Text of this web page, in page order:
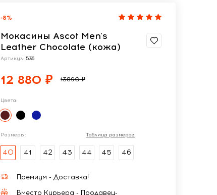
-8%
Мокасины Ascot Men's
Leather Chocolate (кожа)
Артикул: 536
12 880 ₽ 13890 ₽
Цвета:
Размеры: Таблица размеров
40 41 42 43 44 45 46
Премиум - Доставка!
Вместо Курьера - Продавец-